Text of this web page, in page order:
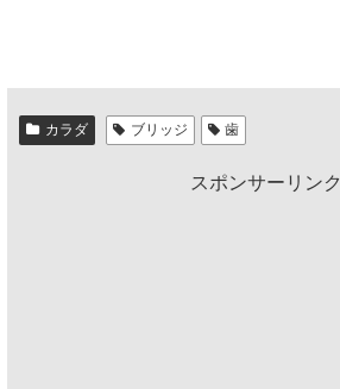
カラダ ブリッジ 歯
スポンサーリンク